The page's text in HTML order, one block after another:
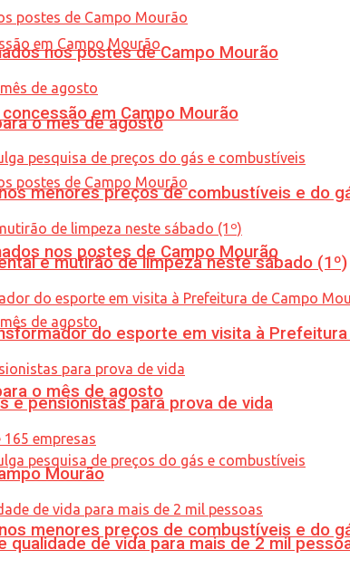
em Campo Mourão
nos postes de Campo Mourão
o mês de agosto
menores preços de combustíveis e do
nos postes de Campo Mourão
o mês de agosto
menores preços de combustíveis e do
e mutirão de limpeza neste sábado (1º)
do esporte em visita à
e pensionistas para prova de vida
Mourão
qualidade de vida para mais de 2 mil